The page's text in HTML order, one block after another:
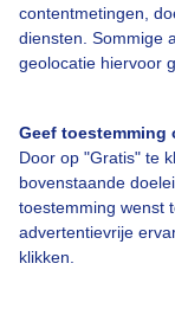
contentmetingen,
diensten. Sommige
geolocatie hiervoor
Geef toestemming
Door op "Gratis" te
bovenstaande
toestemming wenst
advertentievrije
klikken.
Veelgestelde
Contact
Adverteren
Buienradar Team
Privacy beleid